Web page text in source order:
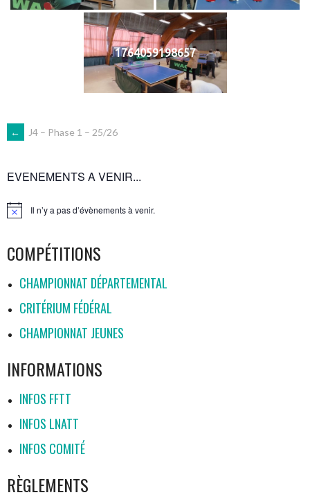
1764059198657
NAVIGATION
DES
ARTICLES
← J4 – Phase 1 – 25/26
EVENEMENTS A VENIR...
Notice Il n’y a pas d’évènements à venir.
COMPÉTITIONS
CHAMPIONNAT DÉPARTEMENTAL
CRITÉRIUM FÉDÉRAL
CHAMPIONNAT JEUNES
INFORMATIONS
INFOS FFTT
INFOS LNATT
INFOS COMITÉ
RÈGLEMENTS